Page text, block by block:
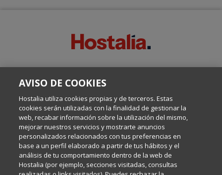
Escrito por el equipo de Comunicación de Hostalia, dirigido por
Internet y Tecnología.
Política de privacidad
Política de cookies
AVISO DE COOKIES
Hostalia utiliza cookies propias y de terceros. Estas
cookies serán utilizadas con la finalidad de gestionar la
web, recabar información sobre la utilización del mismo,
mejorar nuestros servicios y mostrarte anuncios
personalizados relacionados con tus preferencias en
base a un perfil elaborado a partir de tus hábitos y el
análisis de tu comportamiento dentro de la web de
Hostalia (por ejemplo, secciones visitadas, consultas